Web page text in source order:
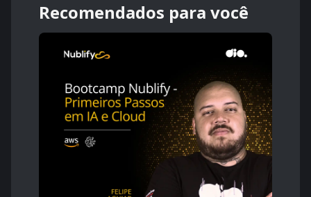
Recomendados para você